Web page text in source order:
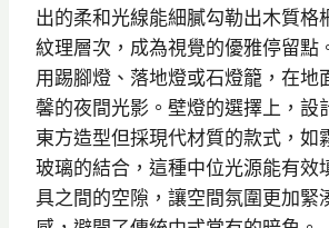
出的柔和光線能細膩勾勒出木質格
紋理層次，成為視覺的優雅停留點
用踢腳燈、落地燈或石燈籠，在地
馨的夜間光影。壁燈的選擇上，設
東方造型但採現代材質的款式，如
玻璃的結合，這種中位光源能有效
具之間的空隙，讓空間氛圍更加緊